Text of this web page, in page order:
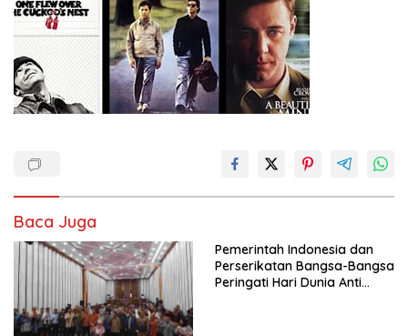
Baca Juga
Pemerintah Indonesia dan
Perserikatan Bangsa-Bangsa
Peringati Hari Dunia Anti